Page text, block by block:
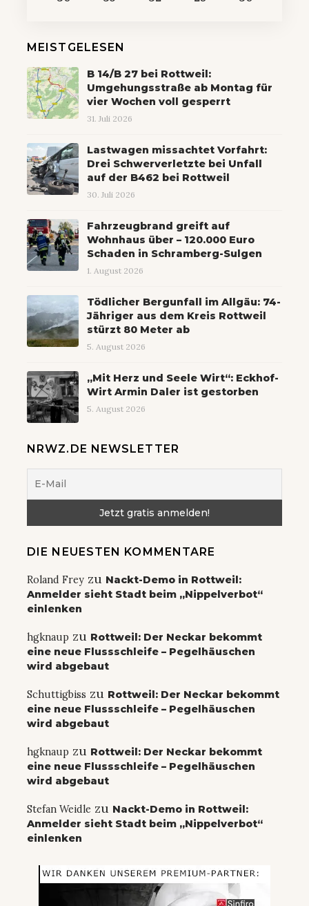
MEISTGELESEN
B 14/B 27 bei Rottweil:
Umgehungsstraße ab Montag für
vier Wochen voll gesperrt
31. Juli 2026
Lastwagen missachtet Vorfahrt:
Drei Schwerverletzte bei Unfall
auf der B462 bei Rottweil
30. Juli 2026
Fahrzeugbrand greift auf
Wohnhaus über – 120.000 Euro
Schaden in Schramberg-Sulgen
1. August 2026
Tödlicher Bergunfall im Allgäu: 74-
Jähriger aus dem Kreis Rottweil
stürzt 80 Meter ab
5. August 2026
„Mit Herz und Seele Wirt“: Eckhof-
Wirt Armin Daler ist gestorben
5. August 2026
NRWZ.DE NEWSLETTER
DIE NEUESTEN KOMMENTARE
Roland Frey zu Nackt-Demo in Rottweil:
Anmelder sieht Stadt beim „Nippelverbot“
einlenken
hgknaup zu Rottweil: Der Neckar bekommt
eine neue Flussschleife – Pegelhäuschen
wird abgebaut
Schuttigbiss zu Rottweil: Der Neckar bekommt
eine neue Flussschleife – Pegelhäuschen
wird abgebaut
hgknaup zu Rottweil: Der Neckar bekommt
eine neue Flussschleife – Pegelhäuschen
wird abgebaut
Stefan Weidle zu Nackt-Demo in Rottweil:
Anmelder sieht Stadt beim „Nippelverbot“
einlenken